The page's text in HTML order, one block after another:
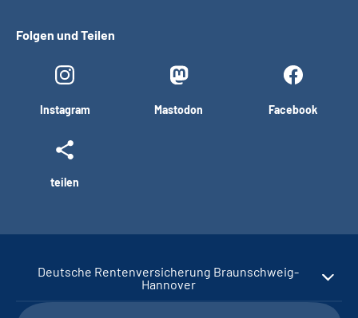
Folgen und Teilen
Instagram Mastodon Facebook
teilen
Deutsche Rentenversicherung Braunschweig-
Hannover